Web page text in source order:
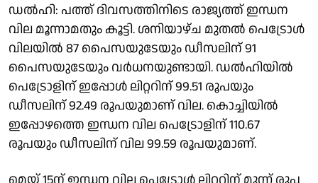
ഡൽഹി: പത്ത് ദിവസത്തിനിടെ രാജ്യത്ത് ഇന്ധന
വില മൂന്നാമതും കൂട്ടി. ശനിയാഴ്ച മുതൽ പെട്രോൾ
വിലയിൽ 87 പൈസയുടേയും ഡീസലിന് 91
പൈസയുടേയും വർധനയുണ്ടായി. ഡൽഹിയിൽ
പെട്രോളിന് ഇപ്പോൾ ലിറ്ററിന് 99.51 രൂപയും
ഡീസലിന് 92.49 രൂപയുമാണ് വില. കൊച്ചിയിൽ
ഇപ്പോഴത്തെ ഇന്ധന വില പെട്രോളിന് 110.67
രൂപയും ഡീസലിന് വില 99.59 രൂപയുമാണ്.
മെയ് 15ന് ഇന്ധന വില പെട്രോൾ ലിറ്ററിന് മൂന്ന് രൂപ